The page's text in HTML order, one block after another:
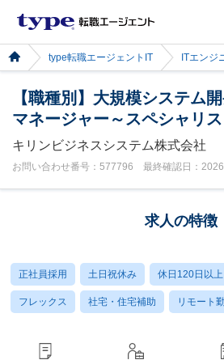
type転職エージェントIT ITエンジ
【職種別】大規模システム
マネージャー～スペシャリス
キリンビジネスシステム株式会社
お問い合わせ番号：577796 最終確認日：2026
求人の特徴
正社員採用 土日祝休み 休日120日以上
フレックス 社宅・住宅補助 リモート